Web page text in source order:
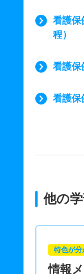
看護保
程）
看護保
看護保
他の
特色が分
情報